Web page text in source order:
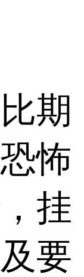
期
怖
挂
要